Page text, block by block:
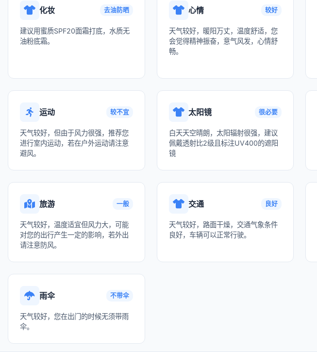
化妆 去油防晒
建议用蜜质SPF20面霜打底，水质无
油粉底霜。
心情 较好
天气较好，暖阳万丈，温度舒适，您
会觉得精神振奋，意气风发，心情舒
畅。
运动 较不宜
天气较好，但由于风力很强，推荐您
进行室内运动，若在户外运动请注意
避风。
太阳镜 很必要
白天天空晴朗，太阳辐射很强，建议
佩戴透射比2级且标注UV400的遮阳
镜
旅游 一般
天气较好，温度适宜但风力大，可能
对您的出行产生一定的影响，若外出
请注意防风。
交通 良好
天气较好，路面干燥，交通气象条件
良好，车辆可以正常行驶。
雨伞 不带伞
天气较好，您在出门的时候无须带雨
伞。